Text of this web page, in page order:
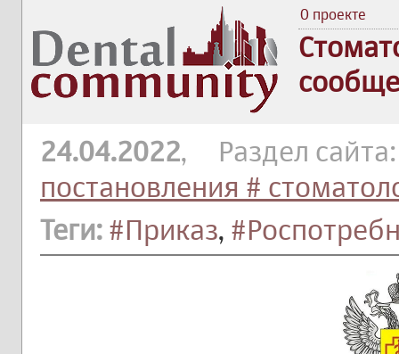
О проекте
24.04.2022, Раздел
постановления #
Теги: #Приказ,